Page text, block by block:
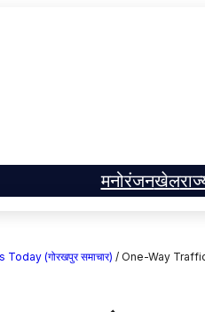
मनोरंजनखेल
(गोरखपुर समाचार) / One-Way